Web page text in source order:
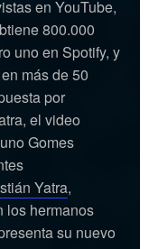
en YouTube,
800.000
uno en Spotify, y
más de 50
por
el video
Gomes
Yatra,
los hermanos
su nuevo